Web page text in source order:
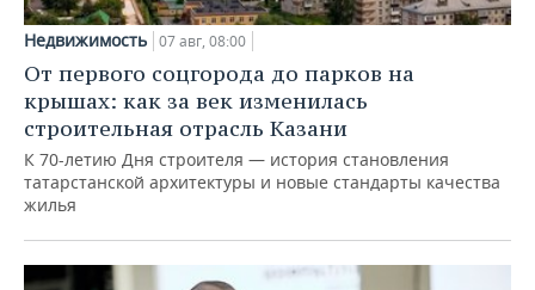
Недвижимость 07 авг, 08:00
От первого соцгорода до парков на
крышах: как за век изменилась
строительная отрасль Казани
К 70-летию Дня строителя — история становления
татарстанской архитектуры и новые стандарты качества
жилья